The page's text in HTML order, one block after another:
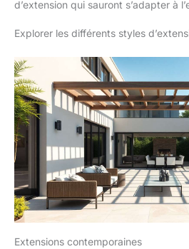
d’extension qui sauront s’adapter à
Explorer les différents styles
Extensions contemporaines